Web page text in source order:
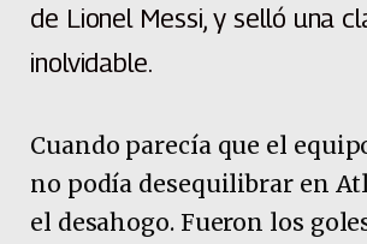
de Lionel Messi, y selló una
inolvidable.
Cuando parecía que el
no podía desequilibrar en
el desahogo. Fueron los